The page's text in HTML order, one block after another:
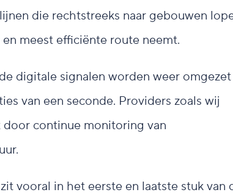
die rechtstreeks naar gebouwen
meest efficiënte route neemt.
digitale signalen worden weer
van een seconde. Providers zoals wij
continue monitoring van
vooral in het eerste en laatste stuk van